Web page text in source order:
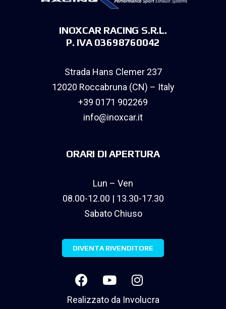
INOXCAR RACING S.R.L.
P. IVA 03698760042
Strada Hans Clemer 237
12020 Roccabruna (CN) – Italy
+39 0171 902269
info@inoxcar.it
ORARI DI APERTURA
Lun – Ven
08.00-12.00 | 13.30-17.30
Sabato Chiuso
DIVENTA RIVENDITORE
Realizzato da Involucra